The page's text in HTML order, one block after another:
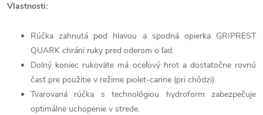
Vlastnosti:
Rúčka zahnutá pod hlavou a spodná opierka GRIPREST
QUARK chráni ruky pred oderom o ľad.
Dolný koniec rukoväte má oceľový hrot a dostatočne rovnú
časť pre použitie v režime piolet-canne (pri chôdzi).
Tvarovaná rúčka s technológiou hydroform zabezpečuje
optimálne uchopenie v strede.